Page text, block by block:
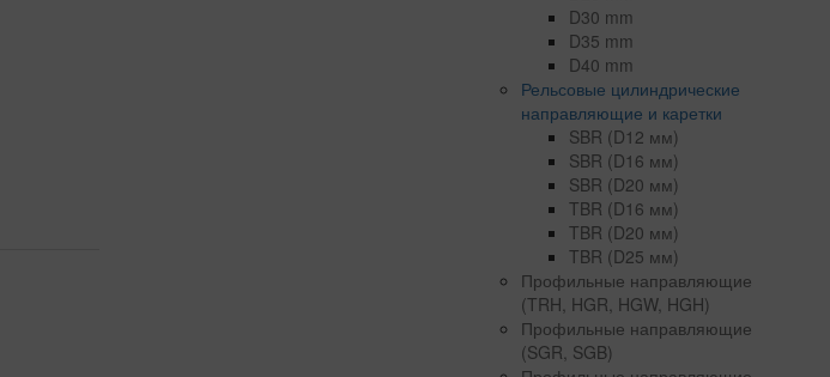
D30 mm
D35 mm
D40 mm
Рельсовые цилиндрические
направляющие и каретки
SBR (D12 мм)
SBR (D16 мм)
SBR (D20 мм)
TBR (D16 мм)
TBR (D20 мм)
TBR (D25 мм)
Профильные направляющие
(TRH, HGR, HGW, HGH)
Профильные направляющие
(SGR, SGB)